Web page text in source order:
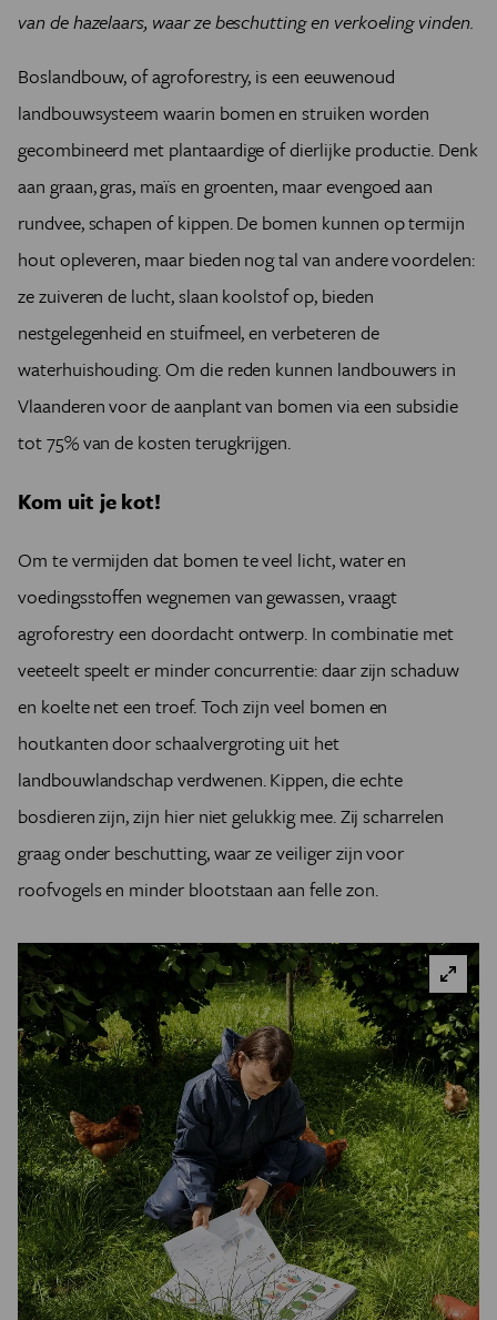
van de hazelaars, waar ze beschutting en verkoeling vinden.
Boslandbouw, of agroforestry, is een eeuwenoud
landbouwsysteem waarin bomen en struiken worden
gecombineerd met plantaardige of dierlijke productie. Denk
aan graan, gras, maïs en groenten, maar evengoed aan
rundvee, schapen of kippen. De bomen kunnen op termijn
hout opleveren, maar bieden nog tal van andere voordelen:
ze zuiveren de lucht, slaan koolstof op, bieden
nestgelegenheid en stuifmeel, en verbeteren de
waterhuishouding. Om die reden kunnen landbouwers in
Vlaanderen voor de aanplant van bomen via een subsidie
tot 75% van de kosten terugkrijgen.
Kom uit je kot!
Om te vermijden dat bomen te veel licht, water en
voedingsstoffen wegnemen van gewassen, vraagt
agroforestry een doordacht ontwerp. In combinatie met
veeteelt speelt er minder concurrentie: daar zijn schaduw
en koelte net een troef. Toch zijn veel bomen en
houtkanten door schaalvergroting uit het
landbouwlandschap verdwenen. Kippen, die echte
bosdieren zijn, zijn hier niet gelukkig mee. Zij scharrelen
graag onder beschutting, waar ze veiliger zijn voor
roofvogels en minder blootstaan aan felle zon.